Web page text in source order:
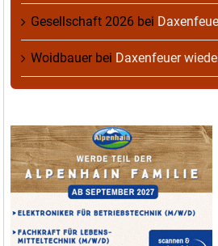
Gesellschaft 2026 bei
Woidbauerbei Daxenfeuer